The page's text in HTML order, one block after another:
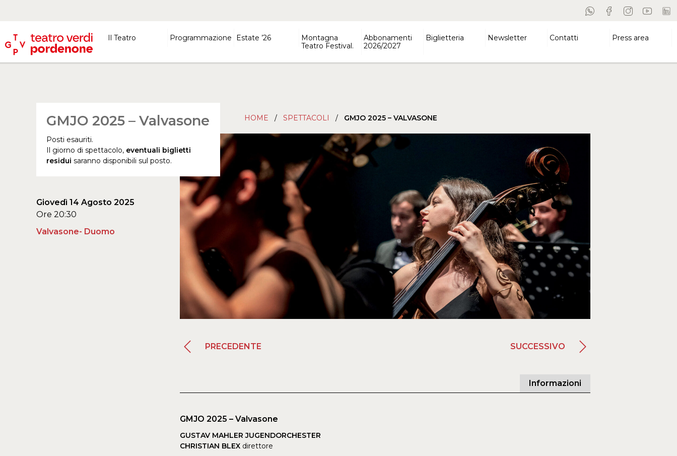
Il Teatro Programmazione Estate ’26
Montagna
Teatro Festival.
Abbonamenti
2026/2027
Biglietteria Newsletter Contatti Press area
GMJO 2025 – Valvasone
Posti esauriti.
Il giorno di spettacolo, eventuali biglietti
residui saranno disponibili sul posto.
Giovedì 14 Agosto 2025
Ore 20:30
Valvasone- Duomo
HOME / SPETTACOLI / GMJO 2025 – VALVASONE
PRECEDENTE SUCCESSIVO
Informazioni
GMJO 2025 – Valvasone
GUSTAV MAHLER JUGENDORCHESTER
CHRISTIAN BLEX direttore